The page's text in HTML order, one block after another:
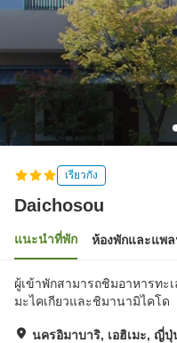
เรียวกัง
Daichosou
แนะนำที่พัก ห้องพักและแพ
ผู้เข้าพักสามารถชิมอาหารท
มะไคเกียวและชิมานามิไคโด
นครอิมาบาริ, เอฮิเมะ, ญี่ปุ่